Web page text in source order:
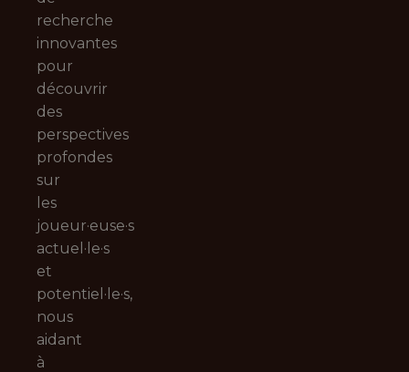
recherche
innovantes
pour
découvrir
des
perspectives
profondes
sur
les
joueur·euse·s
actuel·le·s
et
potentiel·le·s,
nous
aidant
à